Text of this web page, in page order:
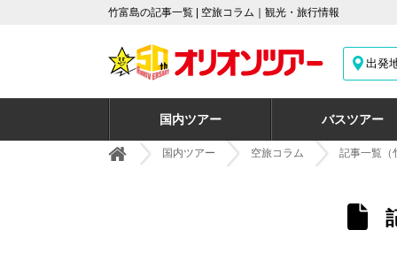
竹富島の記事一覧 | 空旅コラム｜観光・旅行情報
出発
国内ツアー バスツアー
国内ツアー 空旅コラム 記事一覧（